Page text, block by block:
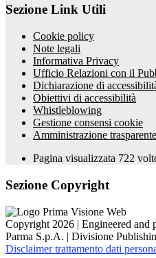
Sezione Link Utili
Cookie policy
Note legali
Informativa Privacy
Ufficio Relazioni con il
Dichiarazione di
Obiettivi di accessibilità
Whistleblowing
Gestione consensi cookie
Amministrazione trasparente
Pagina visualizzata 722
Sezione Copyright
Copyright 2026 | Engineered and
Parma S.p.A. | Divisione
Disclaimer trattamento dati